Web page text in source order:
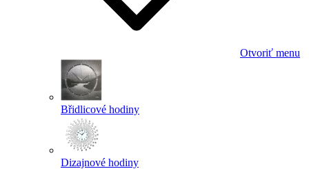
Otvoriť menu
Břidlicové hodiny
Dizajnové hodiny